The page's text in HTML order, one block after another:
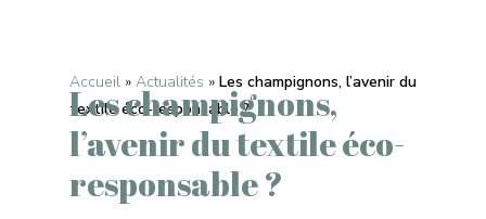
Accueil » Actualités » Les champignons, l’avenir du
textile éco-responsable ?
Les champignons,
l’avenir du textile éco-
responsable ?